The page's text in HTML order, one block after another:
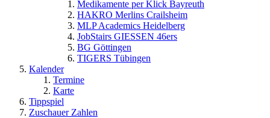
Medikamente per Klick Bayreuth
HAKRO Merlins Crailsheim
MLP Academics Heidelberg
JobStairs GIESSEN 46ers
BG Göttingen
TIGERS Tübingen
Kalender
Termine
Karte
Tippspiel
Zuschauer Zahlen